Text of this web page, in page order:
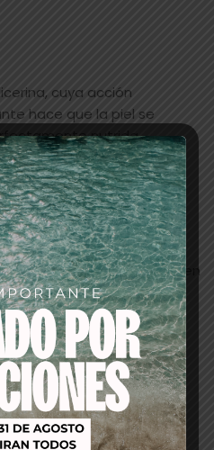
cuya acción
hace que la piel se
nutrida.
una unidad
y realizar un suave
dos unidades en
pies y dejar reposar en el
antes de proceder a